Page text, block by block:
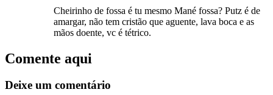
Cheirinho de fossa é tu mesmo Mané fossa? Putz é de
amargar, não tem cristão que aguente, lava boca e as
mãos doente, vc é tétrico.
Comente aqui
Deixe um comentário